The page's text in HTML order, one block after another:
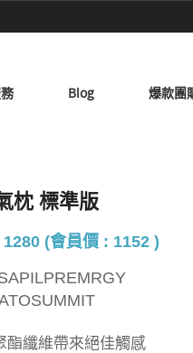
Blog 爆款團
枕 標準版
(會員價 : 1152 )
酯纖維帶來絕佳觸感